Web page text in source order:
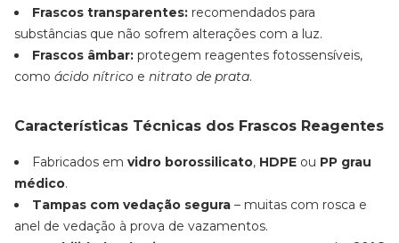
Frascos transparentes: recomendados para
substâncias que não sofrem alterações com a luz.
Frascos âmbar: protegem reagentes fotossensíveis,
como ácido nítrico e nitrato de prata.
Características Técnicas dos Frascos Reagentes
Fabricados em vidro borossilicato, HDPE ou PP grau
médico.
Tampas com vedação segura – muitas com rosca e
anel de vedação à prova de vazamentos.